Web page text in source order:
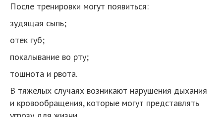
После тренировки могут появиться:
зудящая сыпь;
отек губ;
покалывание во рту;
тошнота и рвота.
В тяжелых случаях возникают нарушения дыхания
и кровообращения, которые могут представлять